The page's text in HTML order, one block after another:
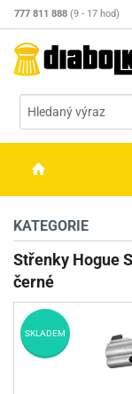
777 811 888 (9 - 17 hod)
OPTIKA
STŘELIVO
PŘÍSLUŠENSTVÍ
DETEKTORY
KATEGORIE
Střenky Hogue
černé
SKLADEM